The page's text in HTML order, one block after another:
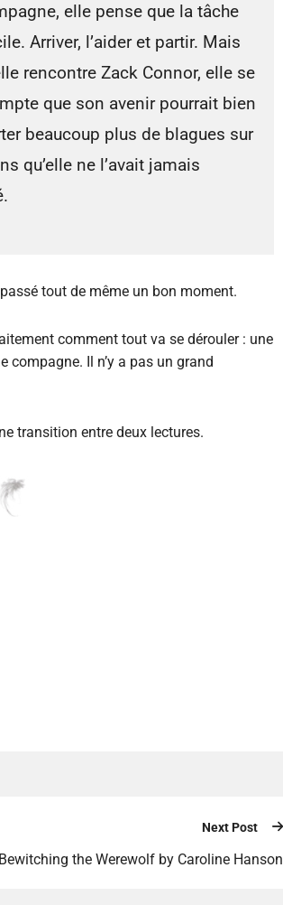
elle pense que la tâche
Arriver, l’aider et partir. Mais
rencontre Zack Connor, elle se
que son avenir pourrait bien
beaucoup plus de blagues sur
qu’elle ne l’avait jamais
tout de même un bon moment.
comment tout va se dérouler : une
compagne. Il n’y a pas un grand
transition entre deux lectures.
Next Post
Bewitching the Werewolf by Caroline Hanson